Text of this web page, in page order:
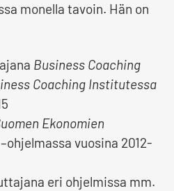
monella tavoin. Hän on
Business Coaching
Coaching Institutessa
Ekonomien
vuosina 2012-
eri ohjelmissa mm.